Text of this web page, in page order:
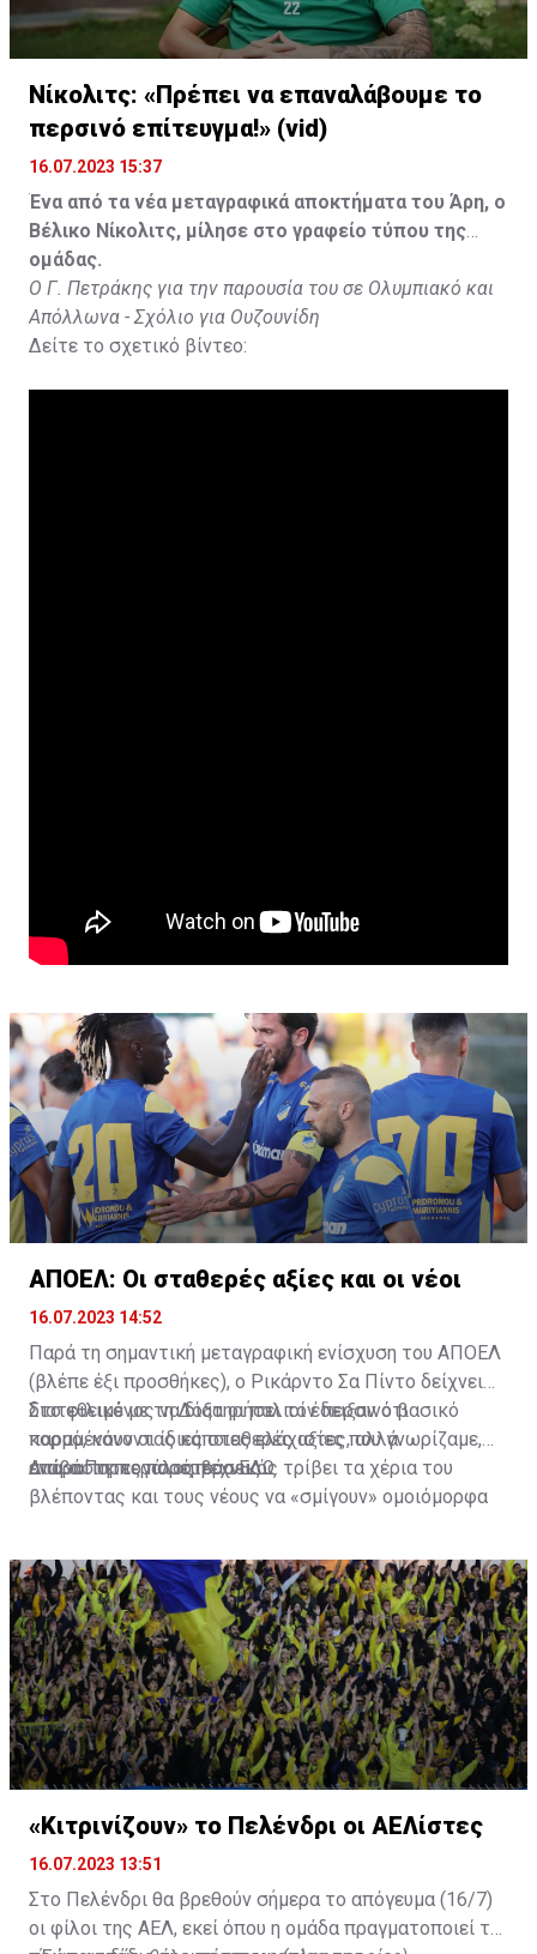
Νίκολιτς: «Πρέπει να επαναλάβουμε το
περσινό επίτευγμα!» (vid)
16.07.2023 15:37
Ένα από τα νέα μεταγραφικά αποκτήματα του Άρη, ο
Βέλικο Νίκολιτς, μίλησε στο γραφείο τύπου της
ομάδας.
Ο Γ. Πετράκης για την παρουσία του σε Ολυμπιακό και
Απόλλωνα - Σχόλιο για Ουζουνίδη
Δείτε το σχετικό βίντεο:
ΑΠΟΕΛ: Οι σταθερές αξίες και οι νέοι
16.07.2023 14:52
Παρά τη σημαντική μεταγραφική ενίσχυση του ΑΠΟΕΛ
(βλέπε έξι προσθήκες), ο Ρικάρντο Σα Πίντο δείχνει
διατεθειμένος να διατηρήσει τον περσινό βασικό
κορμό, κάνοντας κάποιες ελάχιστες, αλλά
απαραίτητες παρεμβάσεις.
Στο φιλικό με τη Δόξα οι παλιοί έδειξαν ότι
παραμένουν οι ίδιες σταθερές αξίες που γνωρίζαμε,
ενώ ο Πορτογάλος τεχνικός τρίβει τα χέρια του
βλέποντας και τους νέους να «σμίγουν» ομοιόμορφα
Διαβάστε περισσότεραΕΔΩ.
«Κιτρινίζουν» το Πελένδρι οι ΑΕΛίστες
16.07.2023 13:51
Στο Πελένδρι θα βρεθούν σήμερα το απόγευμα (16/7)
οι φίλοι της ΑΕΛ, εκεί όπου η ομάδα πραγματοποιεί το